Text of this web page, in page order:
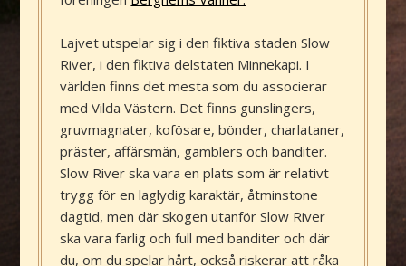
Lajvet utspelar sig i den fiktiva staden Slow
River, i den fiktiva delstaten Minnekapi. I
världen finns det mesta som du associerar
med Vilda Västern. Det finns gunslingers,
gruvmagnater, kofösare, bönder, charlataner,
präster, affärsmän, gamblers och banditer.
Slow River ska vara en plats som är relativt
trygg för en laglydig karaktär, åtminstone
dagtid, men där skogen utanför Slow River
ska vara farlig och full med banditer och där
du, om du spelar hårt, också riskerar att råka